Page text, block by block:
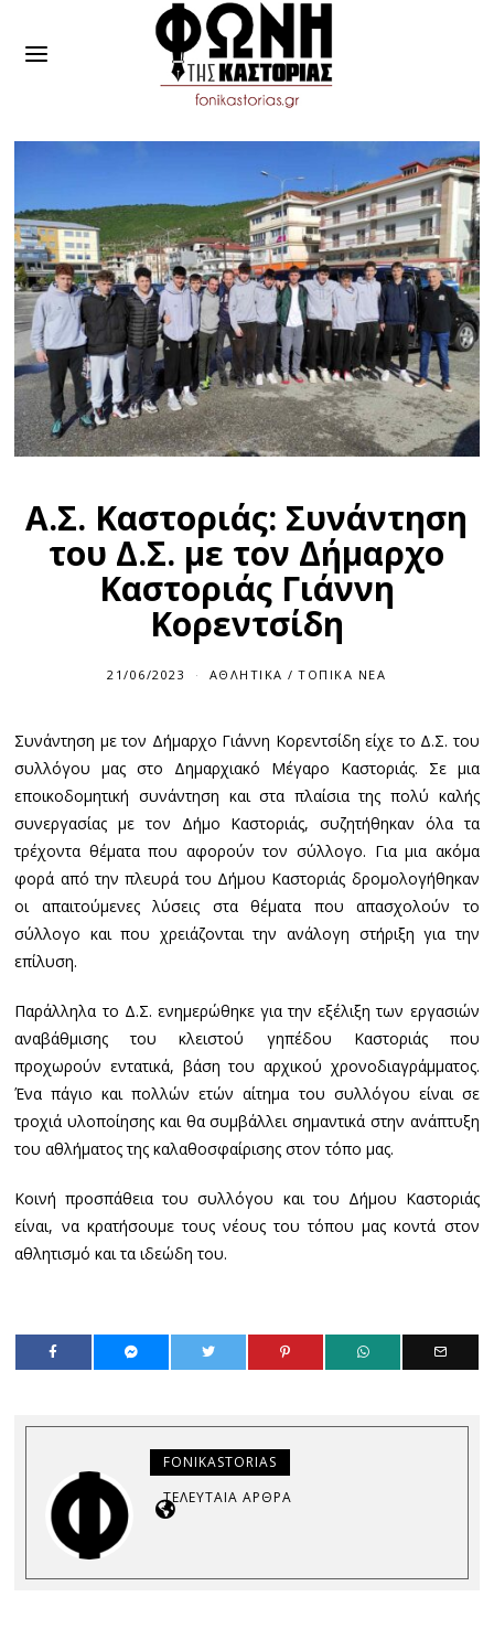
Α.Σ. Καστοριάς: Συνάντηση
του Δ.Σ. με τον Δήμαρχο
Καστοριάς Γιάννη
Κορεντσίδη
21/06/2023
6
/
2
0
2
3
ΑΘΛΗΤΙΚΆ / ΤΟΠΙΚΆ ΝΈΑ
Συνάντηση με τον Δήμαρχο Γιάννη Κορεντσίδη είχε το Δ.Σ. του
συλλόγου μας στο Δημαρχιακό Μέγαρο Καστοριάς. Σε μια
εποικοδομητική συνάντηση και στα πλαίσια της πολύ καλής
συνεργασίας με τον Δήμο Καστοριάς, συζητήθηκαν όλα τα
τρέχοντα θέματα που αφορούν τον σύλλογο. Για μια ακόμα
φορά από την πλευρά του Δήμου Καστοριάς δρομολογήθηκαν
οι απαιτούμενες λύσεις στα θέματα που απασχολούν το
σύλλογο και που χρειάζονται την ανάλογη στήριξη για την
επίλυση.
Παράλληλα το Δ.Σ. ενημερώθηκε για την εξέλιξη των εργασιών
αναβάθμισης του κλειστού γηπέδου Καστοριάς που
προχωρούν εντατικά, βάση του αρχικού χρονοδιαγράμματος.
Ένα πάγιο και πολλών ετών αίτημα του συλλόγου είναι σε
τροχιά υλοποίησης και θα συμβάλλει σημαντικά στην ανάπτυξη
του αθλήματος της καλαθοσφαίρισης στον τόπο μας.
Κοινή προσπάθεια του συλλόγου και του Δήμου Καστοριάς
είναι, να κρατήσουμε τους νέους του τόπου μας κοντά στον
αθλητισμό και τα ιδεώδη του.
FONIKASTORIAS
ΤΕΛΕΥΤΑΊΑ ΆΡΘΡΑ